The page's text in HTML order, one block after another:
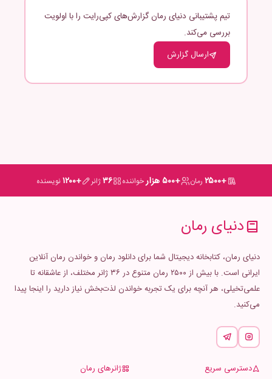
تیم پشتیبانی دنیای رمان گزارش‌های کپی‌رایت را با اولویت
بررسی می‌کند.
ارسال گزارش
+۲۵۰۰ رمان +۵۰۰ هزار خواننده ۳۶ژانر +۱۲۰۰ نویسنده
دنیای رمان
دنیای رمان، کتابخانه دیجیتال شما برای دانلود رمان و خواندن رمان آنلاین
ایرانی است. با بیش از ۲۵۰۰ رمان متنوع در ۳۶ ژانر مختلف، از عاشقانه تا
علمی‌تخیلی، هر آنچه برای یک تجربه خواندن لذت‌بخش نیاز دارید را اینجا پیدا
می‌کنید.
دسترسی سریع ژانرهای رمان